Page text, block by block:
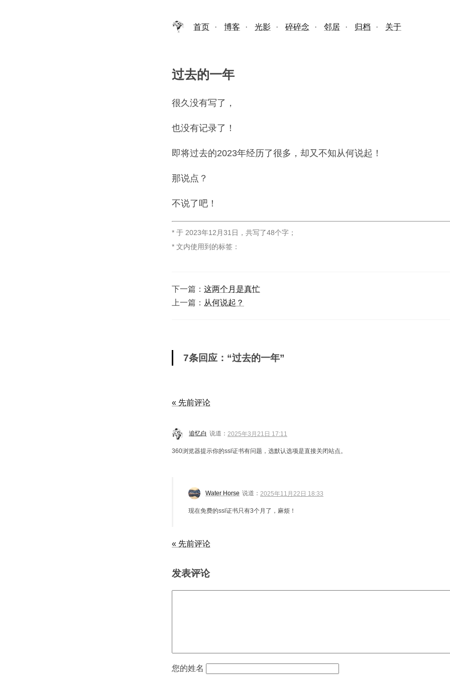
首页 · 博客 · 光影 · 碎碎念 · 邻居 · 归档 · 关于
过去的一年
很久没有写了，
也没有记录了！
即将过去的2023年经历了很多，却又不知从何说起！
那说点？
不说了吧！
* 于 2023年12月31日 ， 共写了48个字 ；
* 文内使用到的标签：
下一篇： 这两个月是真忙
上一篇： 从何说起？
7条回应：“过去的一年”
« 先前评论
追忆白 说道： 2025年3月21日 17:11
360浏览器提示你的ssl证书有问题，选默认选项是直接关闭站点。
Water Horse 说道： 2025年11月22日 18:33
现在免费的ssl证书只有3个月了，麻烦！
« 先前评论
发表评论
姓名